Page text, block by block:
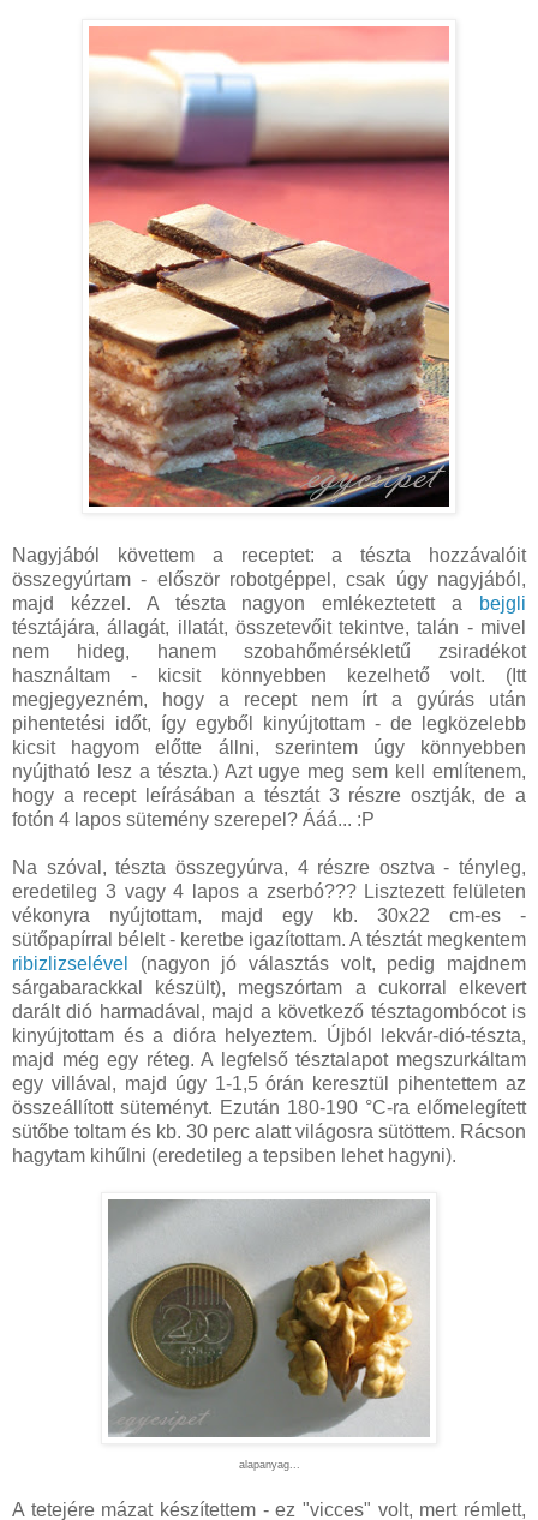
Nagyjából követtem a receptet: a tészta hozzávalóit
összegyúrtam - először robotgéppel, csak úgy nagyjából,
majd kézzel. A tészta nagyon emlékeztetett a
bejgli
tésztájára, állagát, illatát, összetevőit tekintve, talán - mivel
nem hideg, hanem szobahőmérsékletű zsiradékot
használtam - kicsit könnyebben kezelhető volt. (Itt
megjegyezném, hogy a recept nem írt a gyúrás után
pihentetési időt, így egyből kinyújtottam - de legközelebb
kicsit hagyom előtte állni, szerintem úgy könnyebben
nyújtható lesz a tészta.) Azt ugye meg sem kell említenem,
hogy a recept leírásában a tésztát 3 részre osztják, de a
fotón 4 lapos sütemény szerepel? Ááá... :P
Na szóval, tészta összegyúrva, 4 részre osztva - tényleg,
eredetileg 3 vagy 4 lapos a zserbó??? Lisztezett felületen
vékonyra nyújtottam, majd egy kb. 30x22 cm-es -
sütőpapírral bélelt - keretbe igazítottam. A tésztát megkentem
ribizlizselével
(nagyon jó választás volt, pedig majdnem
sárgabarackkal készült), megszórtam a cukorral elkevert
darált dió harmadával, majd a következő tésztagombócot is
kinyújtottam és a dióra helyeztem. Újból lekvár-dió-tészta,
majd még egy réteg. A legfelső tésztalapot megszurkáltam
egy villával, majd úgy 1-1,5 órán keresztül pihentettem az
összeállított süteményt. Ezután 180-190 °C-ra előmelegített
sütőbe toltam és kb. 30 perc alatt világosra sütöttem. Rácson
hagytam kihűlni (eredetileg a tepsiben lehet hagyni).
alapanyag...
A tetejére mázat készítettem - ez "vicces" volt, mert rémlett,